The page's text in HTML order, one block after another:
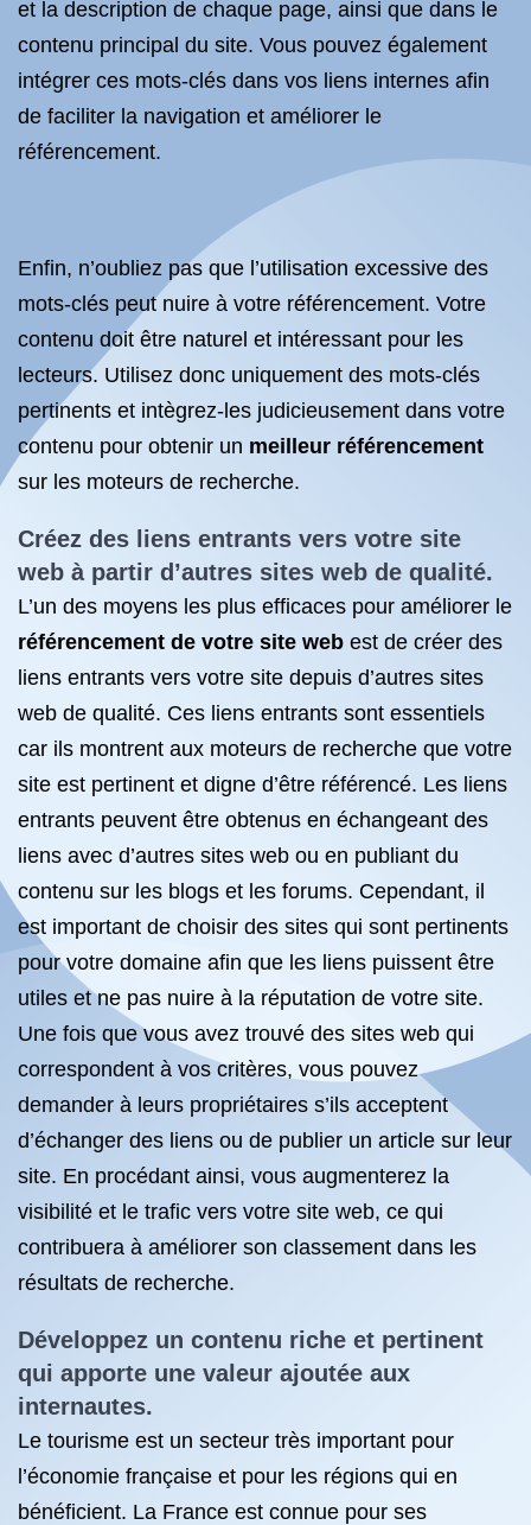
et la description de chaque page, ainsi que dans le
contenu principal du site. Vous pouvez également
intégrer ces mots-clés dans vos liens internes afin
de faciliter la navigation et améliorer le
référencement.
Enfin, n’oubliez pas que l’utilisation excessive des
mots-clés peut nuire à votre référencement. Votre
contenu doit être naturel et intéressant pour les
lecteurs. Utilisez donc uniquement des mots-clés
pertinents et intègrez-les judicieusement dans votre
contenu pour obtenir un meilleur référencement
sur les moteurs de recherche.
Créez des liens entrants vers votre site
web à partir d’autres sites web de qualité.
L’un des moyens les plus efficaces pour améliorer le
référencement de votre site web est de créer des
liens entrants vers votre site depuis d’autres sites
web de qualité. Ces liens entrants sont essentiels
car ils montrent aux moteurs de recherche que votre
site est pertinent et digne d’être référencé. Les liens
entrants peuvent être obtenus en échangeant des
liens avec d’autres sites web ou en publiant du
contenu sur les blogs et les forums. Cependant, il
est important de choisir des sites qui sont pertinents
pour votre domaine afin que les liens puissent être
utiles et ne pas nuire à la réputation de votre site.
Une fois que vous avez trouvé des sites web qui
correspondent à vos critères, vous pouvez
demander à leurs propriétaires s’ils acceptent
d’échanger des liens ou de publier un article sur leur
site. En procédant ainsi, vous augmenterez la
visibilité et le trafic vers votre site web, ce qui
contribuera à améliorer son classement dans les
résultats de recherche.
Développez un contenu riche et pertinent
qui apporte une valeur ajoutée aux
internautes.
Le tourisme est un secteur très important pour
l’économie française et pour les régions qui en
bénéficient. La France est connue pour ses